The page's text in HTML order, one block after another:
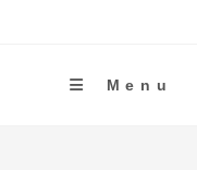
Menu